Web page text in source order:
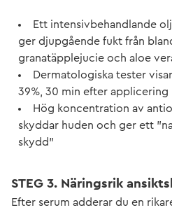
Ett intensivbehandlande
ger djupgående fukt från
granatäpplejucie och aloe
Dermatologiska tester
39%, 30 min efter applicering
Hög koncentration av
skyddar huden och ger ett
skydd”
STEG 3. Näringsrik
Efter serum adderar du en